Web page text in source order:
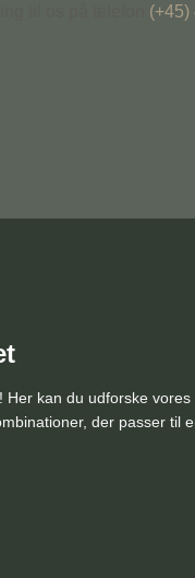
(+45)
Her kan du udforske
der passer til